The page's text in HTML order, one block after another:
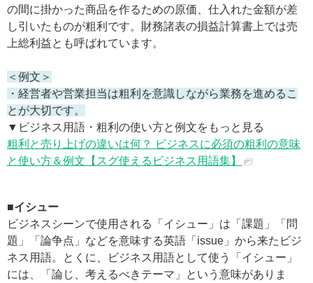
の間に掛かった商品を作るための原価、仕入れた金額が差
し引いたものが粗利です。財務諸表の損益計算書上では売
上総利益とも呼ばれています。
＜例文＞
・経営者や営業担当は粗利を意識しながら業務を進めるこ
とが大切です。
▼ビジネス用語・粗利の使い方と例文をもっと見る
粗利と売り上げの違いは何？ ビジネスに必須の粗利の意味
と使い方＆例文【スグ使えるビジネス用語集】
■イシュー
ビジネスシーンで使用される「イシュー」は「課題」「問
題」「論争点」などを意味する英語「issue」から来たビジ
ネス用語。とくに、ビジネス用語として使う「イシュー」
には、「論じ、考えるべきテーマ」という意味がありま